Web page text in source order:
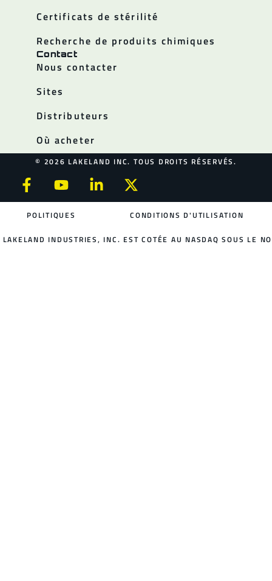
Certificats de stérilité
Recherche de produits chimiques
Contact
Nous contacter
Sites
Distributeurs
Où acheter
© 2026 LAKELAND INC. TOUS DROITS RÉSERVÉS.
POLITIQUES CONDITIONS D'UTILISATION
LAKELAND INDUSTRIES, INC. EST COTÉE AU NASDAQ SOUS LE